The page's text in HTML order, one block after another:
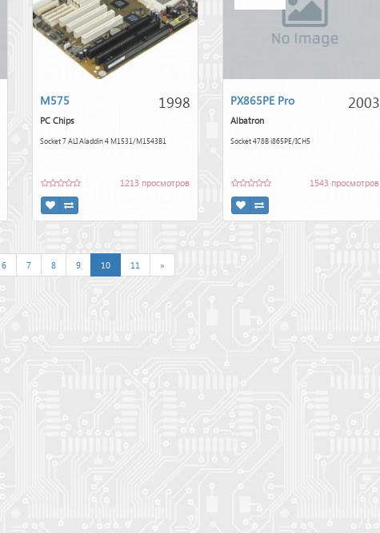
1998
M575
PC Chips
Socket 7 ALI Aladdin 4 M1531/M1543B1
1213 просмотров
2003
PX865PE Pro
Albatron
Socket 478B i865PE/ICH5
1543 просмотров
6 7 8 9 10 11 »